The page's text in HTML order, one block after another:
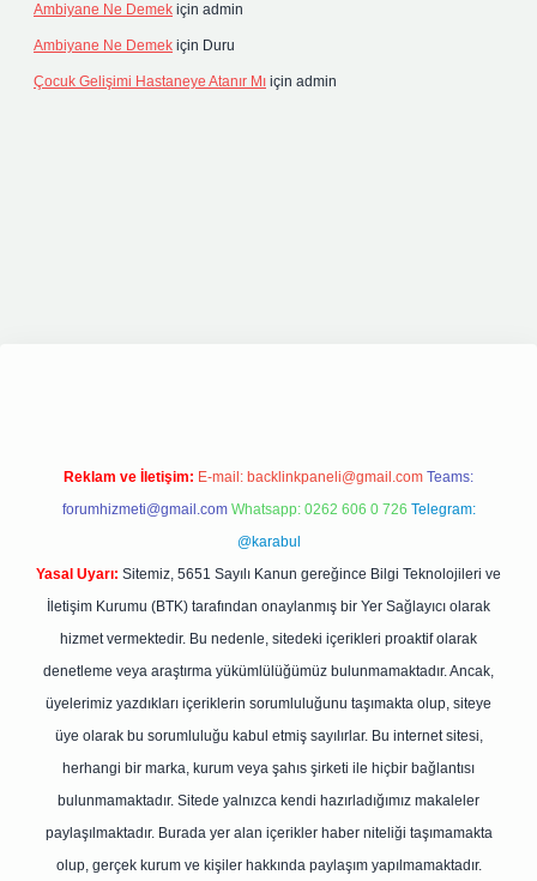
Ambiyane Ne Demek için admin
Ambiyane Ne Demek için Duru
Çocuk Gelişimi Hastaneye Atanır Mı için admin
Reklam ve İletişim: E-mail: backlinkpaneli@gmail.com Teams:
forumhizmeti@gmail.com Whatsapp: 0262 606 0 726 Telegram:
@karabul
Yasal Uyarı: Sitemiz, 5651 Sayılı Kanun gereğince Bilgi Teknolojileri ve
İletişim Kurumu (BTK) tarafından onaylanmış bir Yer Sağlayıcı olarak
hizmet vermektedir. Bu nedenle, sitedeki içerikleri proaktif olarak
denetleme veya araştırma yükümlülüğümüz bulunmamaktadır. Ancak,
üyelerimiz yazdıkları içeriklerin sorumluluğunu taşımakta olup, siteye
üye olarak bu sorumluluğu kabul etmiş sayılırlar. Bu internet sitesi,
herhangi bir marka, kurum veya şahıs şirketi ile hiçbir bağlantısı
bulunmamaktadır. Sitede yalnızca kendi hazırladığımız makaleler
paylaşılmaktadır. Burada yer alan içerikler haber niteliği taşımamakta
olup, gerçek kurum ve kişiler hakkında paylaşım yapılmamaktadır.